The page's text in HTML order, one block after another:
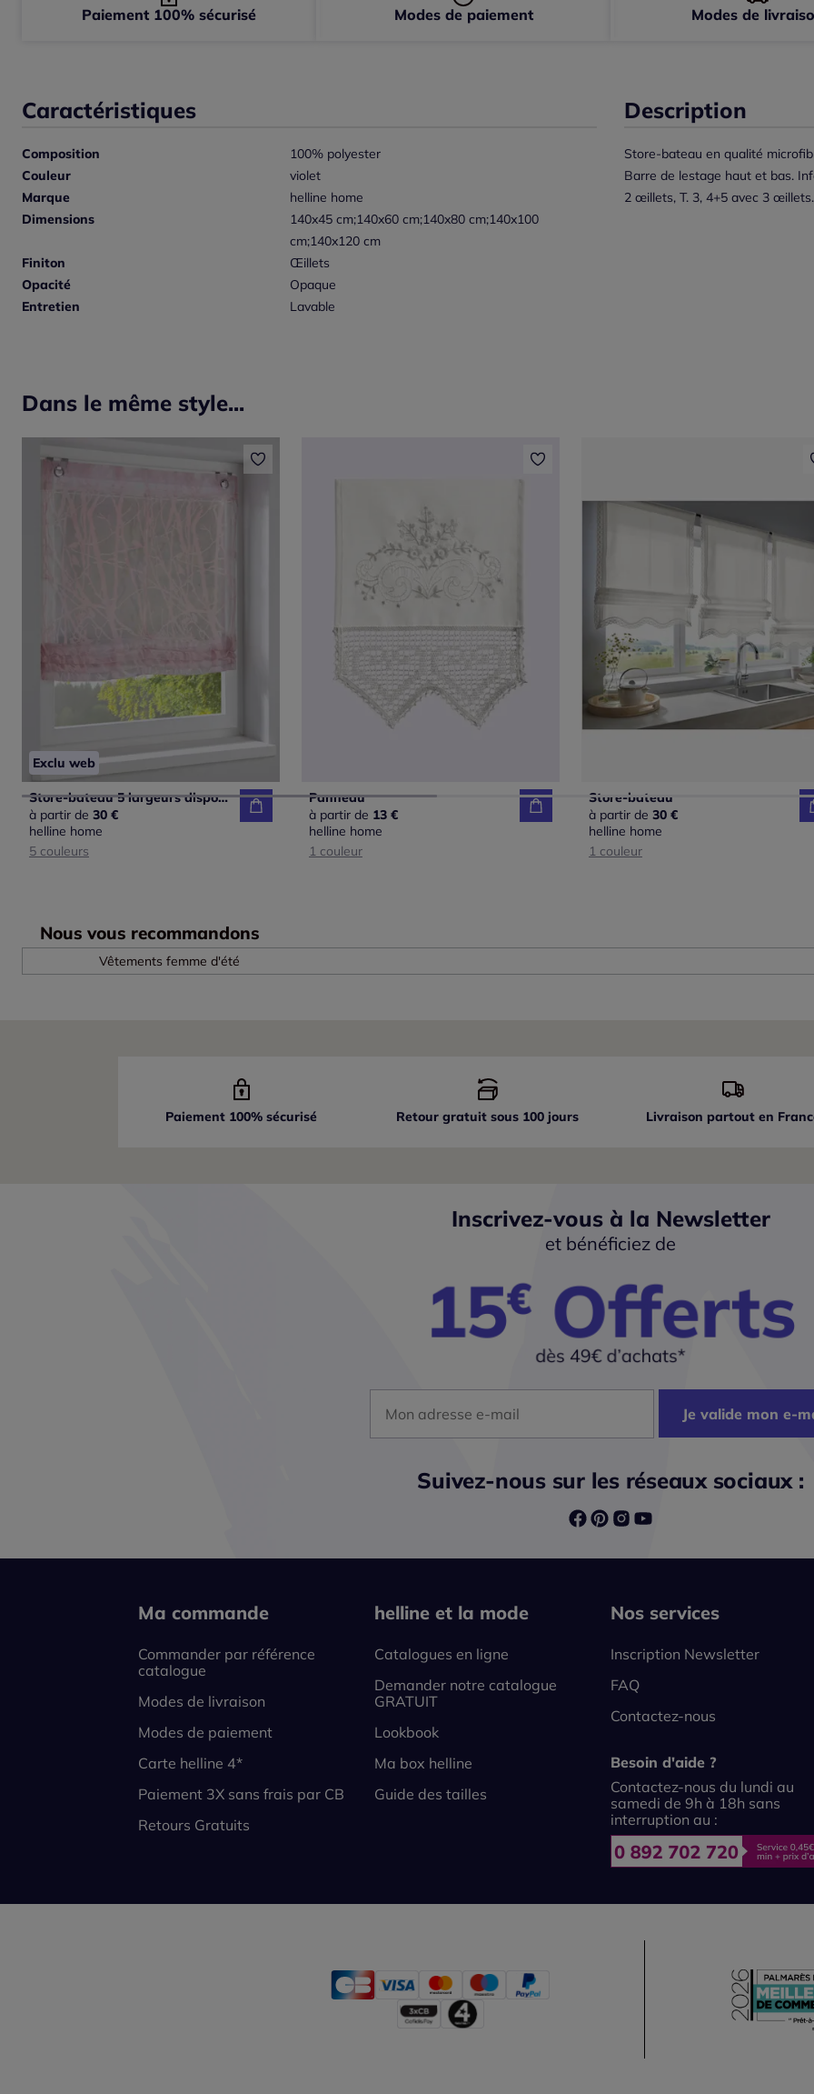
Caractéristiques
Composition
100% polyester
Couleur
violet
Marque
helline home
Dimensions
140x45 cm;140x60 cm;140x80 cm;140x100
cm;140x120 cm
Finiton
Œillets
Opacité
Opaque
Entretien
Lavable
Description
Store-bateau en qualité
Barre de lestage haut et bas.
2 œillets, T. 3, 4+5 avec 3
Paiement 100% sécurisé Modes de paiement Modes de
Dans le même style...
Exclu web
Store-bateau 5 largeurs disponibles
à partir de 30 €
helline home
5 couleurs
Panneau
à partir de 13 €
helline home
1 couleur
Store-bateau
à partir de 30 €
helline home
1 couleur
Nous vous recommandons
Vêtements femme d'été
Paiement 100% sécurisé Retour gratuit sous 100 jours Livraison partouten
Inscrivez-vous à la Newsletter
et bénéficiez de
Je valide mon e-
Suivez-nous sur les réseaux sociaux :
Ma commande
Commander par référence
catalogue
Modes de livraison
Modes de paiement
Carte helline 4*
Paiement 3X sans frais par CB
Retours Gratuits
helline et la mode
Catalogues en ligne
Demander notre catalogue
GRATUIT
Lookbook
Ma box helline
Guide des tailles
Nos services
Inscription Newsletter
FAQ
Contactez-nous
Besoin d'aide ?
Contactez-nous du lundi au
samedi de 9h à 18h sans
interruption au :